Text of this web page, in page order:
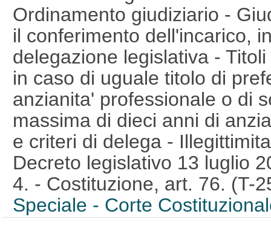
Ordinamento giudiziario -
il conferimento dell'incarico,
delegazione legislativa -
in caso di uguale titolo di
anzianita' professionale o di
massima di dieci anni di
e criteri di delega -
Decreto legislativo 13 luglio
4. - Costituzione, art. 76. (T-
Speciale - Corte